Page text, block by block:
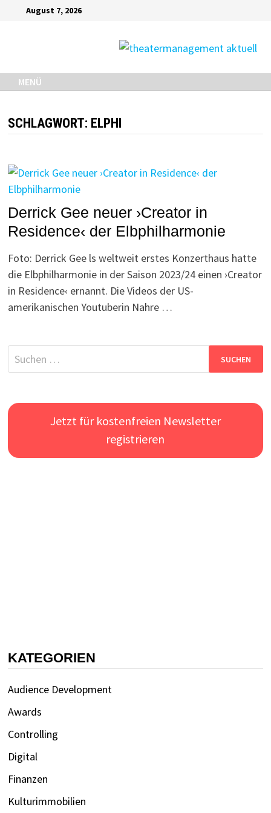
ZurückAugust 7, 2026
MENÜ
SCHLAGWORT: ELPHI
Derrick Gee neuer ›Creator in
Residence‹ der Elbphilharmonie
Foto: Derrick Gee ls weltweit erstes Konzerthaus hatte
die Elbphilharmonie in der Saison 2023/24 einen ›Creator
in Residence‹ ernannt. Die Videos der US-
amerikanischen Youtuberin Nahre …
Suchen
nach:
Jetzt für kostenfreien Newsletter
registrieren
KATEGORIEN
Audience Development
Awards
Controlling
Digital
Finanzen
Kulturimmobilien